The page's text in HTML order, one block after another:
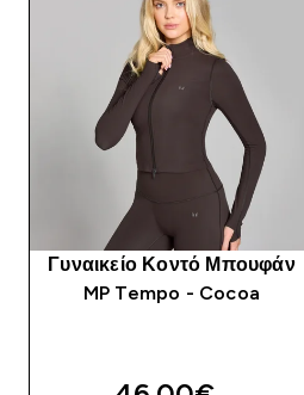
Γυναικείο Κοντό Μπουφάν
MP Tempo - Cocoa